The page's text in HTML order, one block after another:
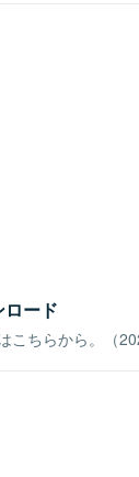
ード
こちらから。（